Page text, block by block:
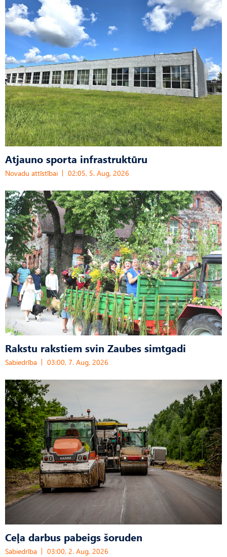
Atjauno sporta infrastruktūru
Novadu attīstībai 02:05, 5. Aug, 2026
Rakstu rakstiem svin Zaubes simtgadi
Sabiedrība 03:00, 7. Aug, 2026
Ceļa darbus pabeigs šoruden
Sabiedrība 03:00, 2. Aug, 2026